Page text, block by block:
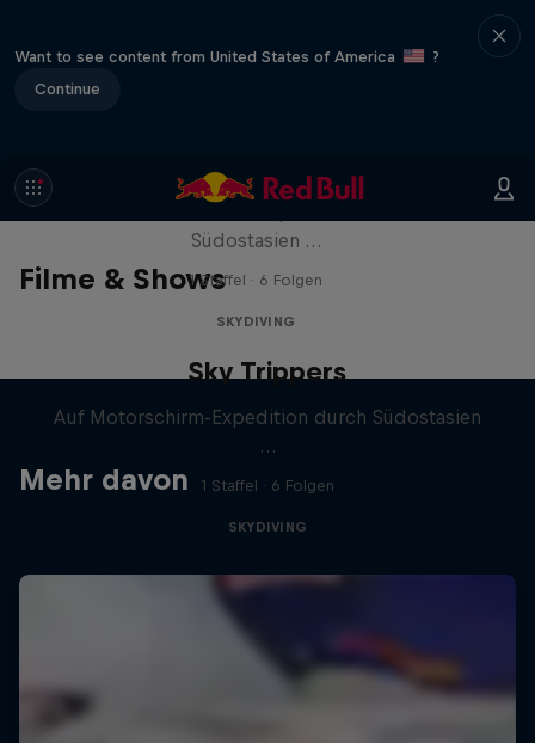
Want to see content from United States of America
?
Continue
Filme & Shows
Sky Trippers
Südostasien …
1 Staffel · 6 Folgen
SKYDIVING
Mehr davon
Sky Trippers
Auf Motorschirm-Expedition durch Südostasien
…
1 Staffel · 6 Folgen
SKYDIVING